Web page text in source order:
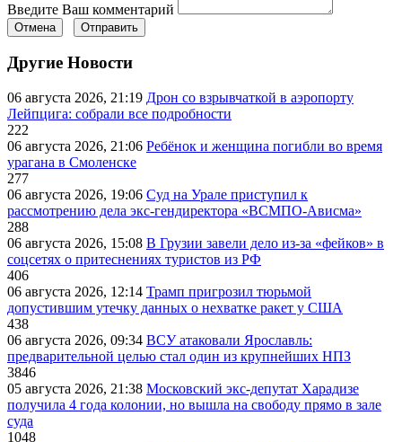
Введите Ваш комментарий
Отмена Отправить
Другие Новости
06 августа 2026, 21:19 Дрон со взрывчаткой в аэропорту
Лейпцига: собрали все подробности
222
06 августа 2026, 21:06 Ребёнок и женщина погибли во время
урагана в Смоленске
277
06 августа 2026, 19:06 Суд на Урале приступил к
рассмотрению дела экс-гендиректора «ВСМПО-Ависма»
288
06 августа 2026, 15:08 В Грузии завели дело из-за «фейков» в
соцсетях о притеснениях туристов из РФ
406
06 августа 2026, 12:14 Трамп пригрозил тюрьмой
допустившим утечку данных о нехватке ракет у США
438
06 августа 2026, 09:34 ВСУ атаковали Ярославль:
предварительной целью стал один из крупнейших НПЗ
3846
05 августа 2026, 21:38 Московский экс-депутат Харадизе
получила 4 года колонии, но вышла на свободу прямо в зале
суда
1048